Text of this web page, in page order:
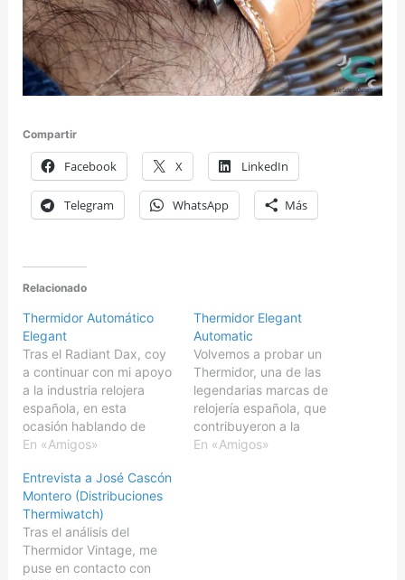
Compartir
Facebook X LinkedIn
Telegram WhatsApp Más
Relacionado
Thermidor Automático
Elegant
Tras el Radiant Dax, coy
a continuar con mi apoyo
a la industria relojera
española, en esta
ocasión hablando de
Relojes Thermidor, no
que sea un marca de
relojes españoles, sino
que además es una de
mis predilectas, y desde
aquí siempre me he
sentido…
En «Amigos»
Thermidor Elegant
Automatic
Volvemos a probar un
Thermidor, una de las
legendarias marcas de
relojería española, que
contribuyeron a la
popularización del reloj
En «Amigos»
Entrevista a José Cascón
Montero (Distribuciones
Thermiwatch)
Tras el análisis del
Thermidor Vintage, me
puse en contacto con